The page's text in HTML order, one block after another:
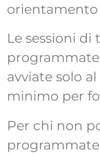
orientamento
Le sessioni
programmate
avviate solo
minimo per
Per chi non